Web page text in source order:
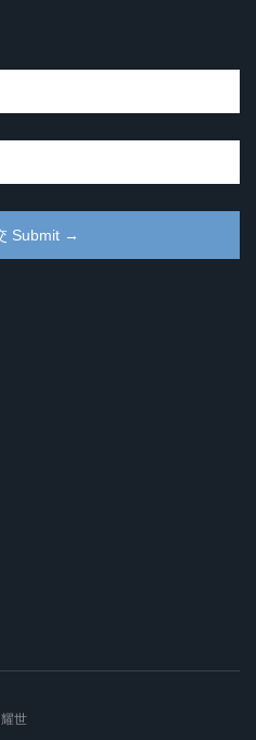
耀世